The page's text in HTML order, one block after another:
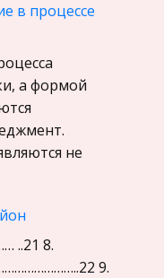
в процессе
а формой
не
..21 8.
9.